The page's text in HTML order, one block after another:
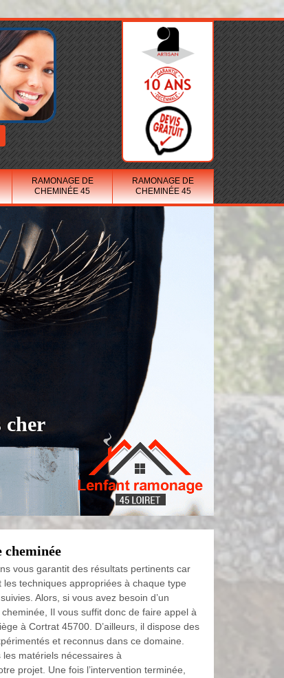
RAMONAGE DE
CHEMINÉE 45
RAMONAGE DE
CHEMINÉE 45
cher
cheminée
vous garantit des résultats pertinents car
techniques appropriées à chaque type
Alors, si vous avez besoin d’un
Il vous suffit donc de faire appel à
à Cortrat 45700. D’ailleurs, il dispose des
et reconnus dans ce domaine.
matériels nécessaires à
projet. Une fois l’intervention terminée,